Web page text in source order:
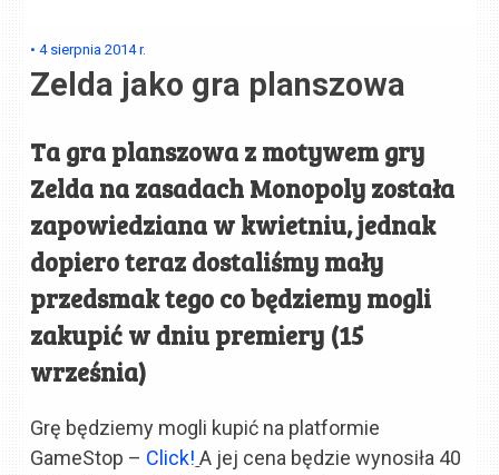
•4 sierpnia 2014r.
Zelda jako gra planszowa
Ta gra planszowa z motywem gry
Zelda na zasadach Monopoly została
zapowiedziana w kwietniu, jednak
dopiero teraz dostaliśmy mały
przedsmak tego co będziemy mogli
zakupić w dniu premiery (15
września)
Grę będziemy mogli kupić na platformie
GameStop – Click! A jej cena będzie wynosiła 40